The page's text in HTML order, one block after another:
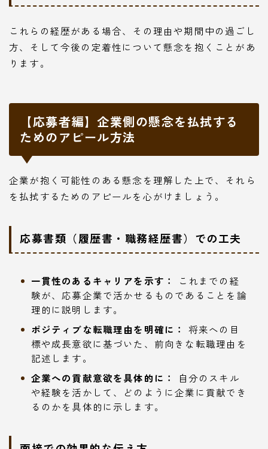
これらの経歴がある場合、その理由や期間中の過ごし
方、そして今後の定着性について懸念を抱くことがあ
ります。
【応募者編】企業側の懸念を払拭する
ためのアピール方法
企業が抱く可能性のある懸念を理解した上で、それら
を払拭するためのアピールを心がけましょう。
応募書類（履歴書・職務経歴書）での工夫
一貫性のあるキャリアを示す：
これまでの経
験が、応募企業で活かせるものであることを論
理的に説明します。
ポジティブな転職理由を明確に：
将来への目
標や成長意欲に基づいた、前向きな転職理由を
記述します。
企業への貢献意欲を具体的に：
自分のスキル
や経験を活かして、どのように企業に貢献でき
るのかを具体的に示します。